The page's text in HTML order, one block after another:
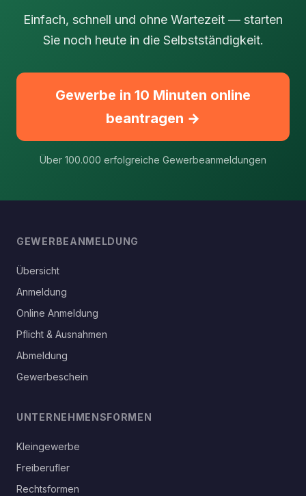
Einfach, schnell und ohne Wartezeit — starten
Sie noch heute in die Selbstständigkeit.
Gewerbe in 10 Minuten online
beantragen →
Über 100.000 erfolgreiche Gewerbeanmeldungen
GEWERBEANMELDUNG
Übersicht
Anmeldung
Online Anmeldung
Pflicht & Ausnahmen
Abmeldung
Gewerbeschein
UNTERNEHMENSFORMEN
Kleingewerbe
Freiberufler
Rechtsformen